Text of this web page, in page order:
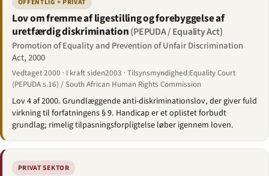
OFFENTLIG + PRIVAT
Lov om fremme af ligestilling og forebyggelse af
uretfærdig diskrimination(PEPUDA / Equality Act)
Promotion of Equality and Prevention of Unfair Discrimination
Act, 2000
Vedtaget 2000 · I kraft siden2003 · Tilsynsmyndighed:Equality Court
(PEPUDA s.16) / South African Human Rights Commission
Lov 4 af 2000. Grundlæggende anti-diskriminationslov, der giver fuld
virkning til forfatningens § 9. Handicap er et oplistet forbudt
grundlag; rimelig tilpasningsforpligtelse løber igennem loven.
PRIVAT SEKTOR